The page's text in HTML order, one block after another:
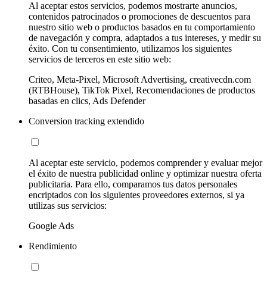
Al aceptar estos servicios, podemos mostrarte anuncios,
contenidos patrocinados o promociones de descuentos para
nuestro sitio web o productos basados en tu comportamiento
de navegación y compra, adaptados a tus intereses, y medir su
éxito. Con tu consentimiento, utilizamos los siguientes
servicios de terceros en este sitio web:
Criteo, Meta-Pixel, Microsoft Advertising, creativecdn.com
(RTBHouse), TikTok Pixel, Recomendaciones de productos
basadas en clics, Ads Defender
Conversion tracking extendido
Al aceptar este servicio, podemos comprender y evaluar mejor
el éxito de nuestra publicidad online y optimizar nuestra oferta
publicitaria. Para ello, comparamos tus datos personales
encriptados con los siguientes proveedores externos, si ya
utilizas sus servicios:
Google Ads
Rendimiento